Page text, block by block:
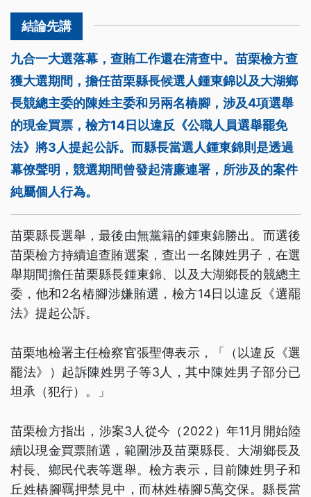
九合一大選落幕，查賄工作還在清查中。苗栗檢方查
獲大選期間，擔任苗栗縣長候選人鍾東錦以及大湖鄉
長競總主委的陳姓主委和另兩名樁腳，涉及4項選舉
的現金買票，檢方14日以違反《公職人員選舉罷免
法》將3人提起公訴。而縣長當選人鍾東錦則是透過
幕僚聲明，競選期間曾發起清廉連署，所涉及的案件
純屬個人行為。
苗栗縣長選舉，最後由無黨籍的鍾東錦勝出。而選後
苗栗檢方持續追查賄選案，查出一名陳姓男子，在選
舉期間擔任苗栗縣長鍾東錦、以及大湖鄉長的競總主
委，他和2名樁腳涉嫌賄選，檢方14日以違反《選罷
法》提起公訴。
苗栗地檢署主任檢察官張聖傳表示，「（以違反《選
罷法》）起訴陳姓男子等3人，其中陳姓男子部分已
坦承（犯行）。」
苗栗檢方指出，涉案3人從今（2022）年11月開始陸
續以現金買票賄選，範圍涉及苗栗縣長、大湖鄉長及
村長、鄉民代表等選舉。檢方表示，目前陳姓男子和
丘姓樁腳羈押禁見中，而林姓樁腳5萬交保。縣長當